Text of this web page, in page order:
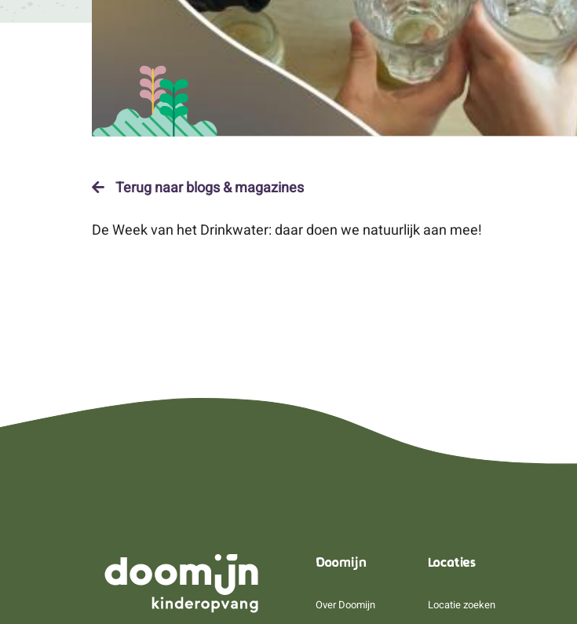
Terug naar blogs & magazines
De Week van het Drinkwater: daar doen we natuurlijk aan mee!
Doomijn
Over Doomijn
Locaties
Locatie zoeken